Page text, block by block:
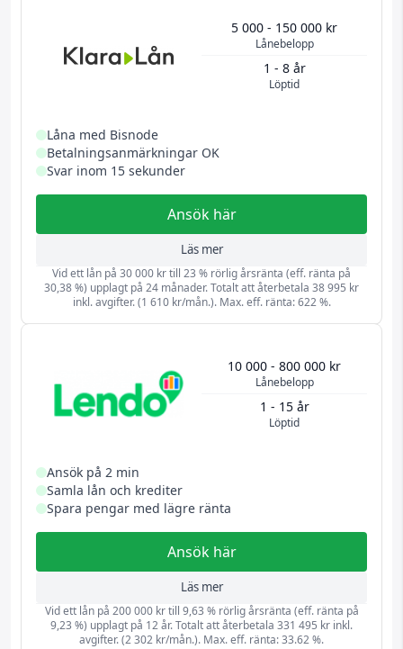
Lånebelopp
5 000 - 150 000 kr
Löptid
1 - 8 år
Låna med Bisnode
Betalningsanmärkningar OK
Svar inom 15 sekunder
Ansök här
Läs mer
Vid ett lån på 30 000 kr till 23 % rörlig årsränta (eff. ränta på
30,38 %) upplagt på 24 månader. Totalt att återbetala 38 995 kr
inkl. avgifter. (1 610 kr/mån.). Max. eff. ränta: 622 %.
Lånebelopp
10 000 - 800 000 kr
Löptid
1 - 15 år
Ansök på 2 min
Samla lån och krediter
Spara pengar med lägre ränta
Ansök här
Läs mer
Vid ett lån på 200 000 kr till 9,63 % rörlig årsränta (eff. ränta på
9,23 %) upplagt på 12 år. Totalt att återbetala 331 495 kr inkl.
avgifter. (2 302 kr/mån.). Max. eff. ränta: 33.62 %.